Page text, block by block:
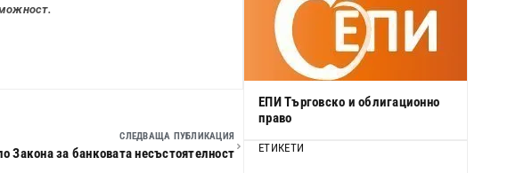
СЛЕДВАЩА ПУБЛИКАЦИЯ
Закона за банковата несъстоятелност
ЕПИ Търговско и облигационно
право
ЕТИКЕТИ